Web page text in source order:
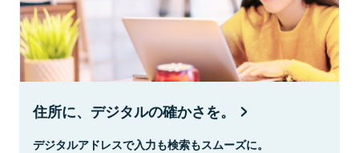
住所に、デジタルの確かさを。
デジタルアドレスで入力も検索もスムーズに。